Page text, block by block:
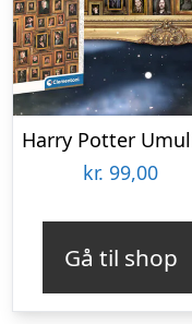
kr. 99,00
Gå til shop